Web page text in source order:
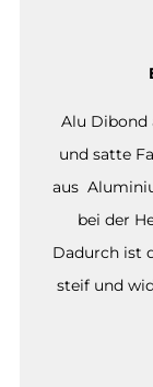
Alu Dibond
und satte
aus
bei der
Dadurch ist
steif und